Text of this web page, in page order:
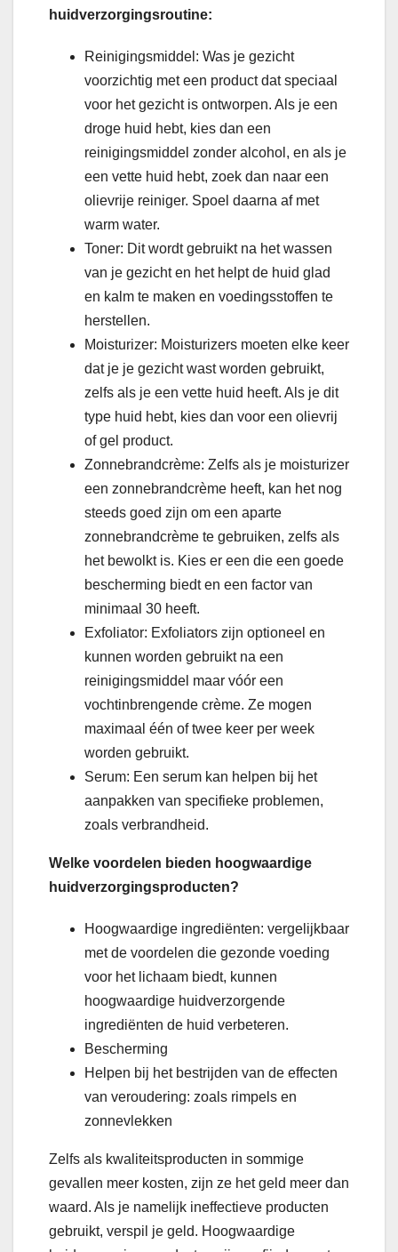
huidverzorgingsroutine:
Reinigingsmiddel: Was je gezicht
voorzichtig met een product dat speciaal
voor het gezicht is ontworpen. Als je een
droge huid hebt, kies dan een
reinigingsmiddel zonder alcohol, en als je
een vette huid hebt, zoek dan naar een
olievrije reiniger. Spoel daarna af met
warm water.
Toner: Dit wordt gebruikt na het wassen
van je gezicht en het helpt de huid glad
en kalm te maken en voedingsstoffen te
herstellen.
Moisturizer: Moisturizers moeten elke keer
dat je je gezicht wast worden gebruikt,
zelfs als je een vette huid heeft. Als je dit
type huid hebt, kies dan voor een olievrij
of gel product.
Zonnebrandcrème: Zelfs als je moisturizer
een zonnebrandcrème heeft, kan het nog
steeds goed zijn om een aparte
zonnebrandcrème te gebruiken, zelfs als
het bewolkt is. Kies er een die een goede
bescherming biedt en een factor van
minimaal 30 heeft.
Exfoliator: Exfoliators zijn optioneel en
kunnen worden gebruikt na een
reinigingsmiddel maar vóór een
vochtinbrengende crème. Ze mogen
maximaal één of twee keer per week
worden gebruikt.
Serum: Een serum kan helpen bij het
aanpakken van specifieke problemen,
zoals verbrandheid.
Welke voordelen bieden hoogwaardige
huidverzorgingsproducten?
Hoogwaardige ingrediënten: vergelijkbaar
met de voordelen die gezonde voeding
voor het lichaam biedt, kunnen
hoogwaardige huidverzorgende
ingrediënten de huid verbeteren.
Bescherming
Helpen bij het bestrijden van de effecten
van veroudering: zoals rimpels en
zonnevlekken
Zelfs als kwaliteitsproducten in sommige
gevallen meer kosten, zijn ze het geld meer dan
waard. Als je namelijk ineffectieve producten
gebruikt, verspil je geld. Hoogwaardige